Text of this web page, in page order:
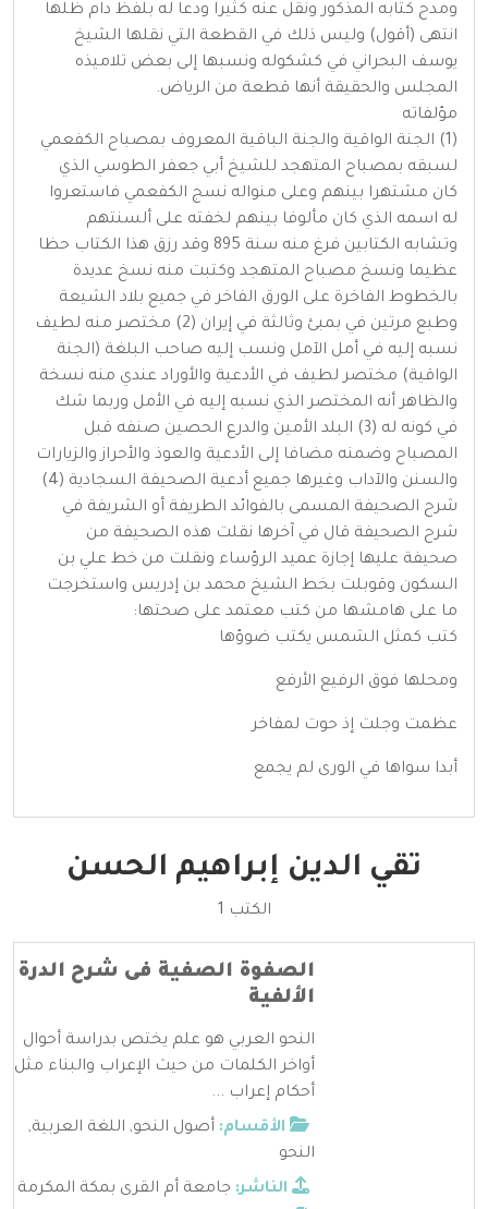
ومدح كتابه المذكور ونقل عنه كثيرا ودعا له بلفظ دام ظلها
انتهى (أقول) وليس ذلك في القطعة التي نقلها الشيخ
يوسف البحراني في كشكوله ونسبها إلى بعض تلاميذه
المجلس والحقيقة أنها قطعة من الرياض.
مؤلفاته
(1) الجنة الواقية والجنة الباقية المعروف بمصباح الكفعمي
لسبقه بمصباح المتهجد للشيخ أبي جعفر الطوسي الذي
كان مشتهرا بينهم وعلى منواله نسج الكفعمي فاستعروا
له اسمه الذي كان مألوفا بينهم لخفته على ألسنتهم
وتشابه الكتابين فرغ منه سنة 895 وقد رزق هذا الكتاب حظا
عظيما ونسخ مصباح المتهجد وكتبت منه نسخ عديدة
بالخطوط الفاخرة على الورق الفاخر في جميع بلاد الشيعة
وطبع مرتين في بمبئ وثالثة في إيران (2) مختصر منه لطيف
نسبه إليه في أمل الآمل ونسب إليه صاحب البلغة (الجنة
الواقية) مختصر لطيف في الأدعية والأوراد عندي منه نسخة
والظاهر أنه المختصر الذي نسبه إليه في الأمل وربما شك
في كونه له (3) البلد الأمين والدرع الحصين صنفه قبل
المصباح وضمنه مضافا إلى الأدعية والعوذ والأحراز والزيارات
والسنن والآداب وغيرها جميع أدعية الصحيفة السجادية (4)
شرح الصحيفة المسمى بالفوائد الطريفة أو الشريفة في
شرح الصحيفة قال في آخرها نقلت هذه الصحيفة من
صحيفة عليها إجازة عميد الرؤساء ونقلت من خط علي بن
السكون وقوبلت بخط الشيخ محمد بن إدريس واستخرجت
ما على هامشها من كتب معتمد على صحتها:
كتب كمثل الشمس يكتب ضوؤها
ومحلها فوق الرفيع الأرفع
عظمت وجلت إذ حوت لمفاخر
أبدا سواها في الورى لم يجمع
تقي الدين إبراهيم الحسن
الكتب 1
الصفوة الصفية فى شرح الدرة
الألفية
النحو العربي هو علم يختص بدراسة أحوال
أواخر الكلمات من حيث الإعراب والبناء مثل
أحكام إعراب ...
الأقسام: أصول النحو, اللغة العربية,
النحو
الناشر: جامعة أم القرى بمكة المكرمة